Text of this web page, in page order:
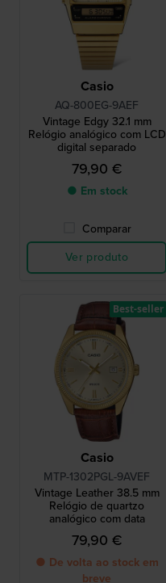
Casio
AQ-800EG-9AEF
Vintage Edgy 32.1 mm
Relógio analógico com LCD
digital separado
79,90 €
● Em stock
Comparar
Ver produto
Casio
MTP-1302PGL-9AVEF
Vintage Leather 38.5 mm
Relógio de quartzo
analógico com data
79,90 €
● De volta ao stock em
breve
Best-seller